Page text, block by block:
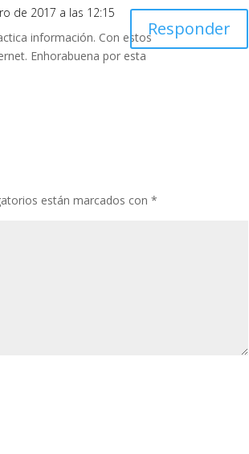
de 2017 a las 12:15
información. Con estos
Enhorabuena por esta
Responder
están marcados con*